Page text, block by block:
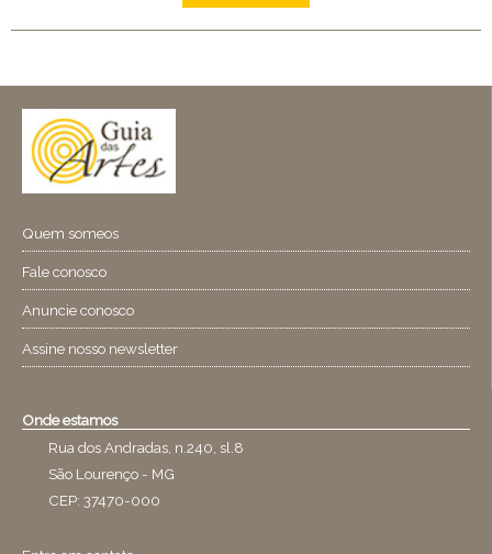
Quem someos
Fale conosco
Anuncie conosco
Assine nosso newsletter
Onde estamos
Rua dos Andradas, n.240, sl.8
São Lourenço - MG
CEP: 37470-000